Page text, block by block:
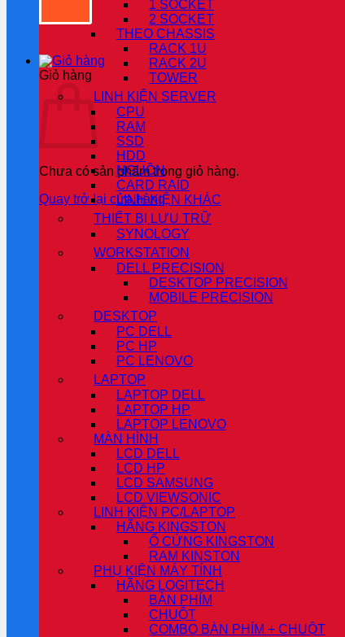
Giỏ hàng
Chưa có sản phẩm trong giỏ hàng.
Quay trở lại cửa hàng
1 SOCKET
2 SOCKET
THEO CHASSIS
RACK 1U
RACK 2U
TOWER
LINH KIỆN SERVER
CPU
RAM
SSD
HDD
NGUỒN
CARD RAID
LINH KIỆN KHÁC
THIẾT BỊ LƯU TRỮ
SYNOLOGY
WORKSTATION
DELL PRECISION
DESKTOP PRECISION
MOBILE PRECISION
DESKTOP
PC DELL
PC HP
PC LENOVO
LAPTOP
LAPTOP DELL
LAPTOP HP
LAPTOP LENOVO
MÀN HÌNH
LCD DELL
LCD HP
LCD SAMSUNG
LCD VIEWSONIC
LINH KIỆN PC/LAPTOP
HÃNG KINGSTON
Ổ CỨNG KINGSTON
RAM KINSTON
PHỤ KIỆN MÁY TÍNH
HÃNG LOGITECH
BÀN PHÍM
CHUỘT
COMBO BÀN PHÍM + CHUỘT